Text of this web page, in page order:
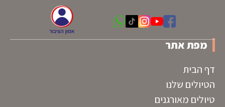
מפת אתר
דף הבית
הטיולים שלנו
טיולים מאורגנים